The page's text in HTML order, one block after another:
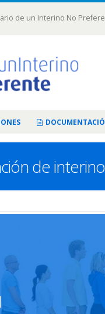
de un Interino No
de